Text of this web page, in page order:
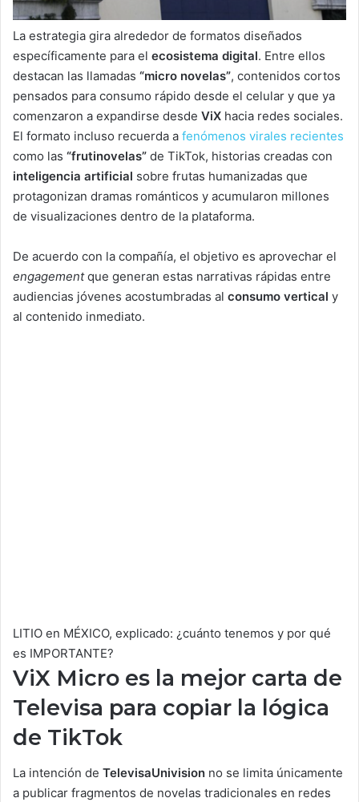
La estrategia gira alrededor de formatos diseñados
específicamente para el ecosistema digital. Entre ellos
destacan las llamadas “micro novelas”, contenidos cortos
pensados para consumo rápido desde el celular y que ya
comenzaron a expandirse desde ViX hacia redes sociales.
El formato incluso recuerda a fenómenos virales recientes
como las “frutinovelas” de TikTok, historias creadas con
inteligencia artificial sobre frutas humanizadas que
protagonizan dramas románticos y acumularon millones
de visualizaciones dentro de la plataforma.
De acuerdo con la compañía, el objetivo es aprovechar el
engagementque generan estas narrativas rápidas entre
audiencias jóvenes acostumbradas al consumo vertical y
al contenido inmediato.
LITIO en MÉXICO, explicado: ¿cuánto tenemos y por qué
es IMPORTANTE?
ViX Micro es la mejor carta de
Televisa para copiar la lógica
de TikTok
La intención de TelevisaUnivision no se limita únicamente
a publicar fragmentos de novelas tradicionales en redes